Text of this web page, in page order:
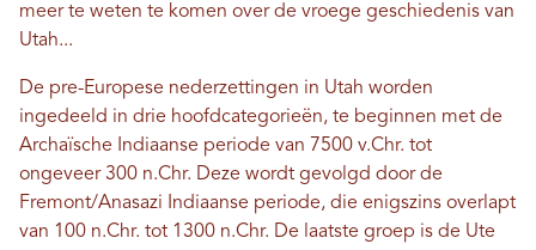
meer te weten te komen over de vroege geschiedenis van
Utah...
De pre-Europese nederzettingen in Utah worden
ingedeeld in drie hoofdcategorieën, te beginnen met de
Archaïsche Indiaanse periode van 7500 v.Chr. tot
ongeveer 300 n.Chr. Deze wordt gevolgd door de
Fremont/Anasazi Indiaanse periode, die enigszins overlapt
van 100 n.Chr. tot 1300 n.Chr. De laatste groep is de Ute